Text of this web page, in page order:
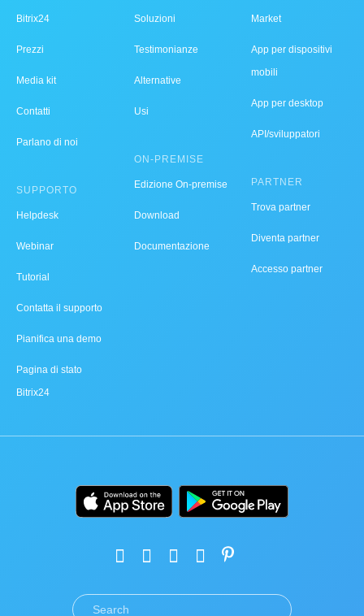
Bitrix24
Prezzi
Media kit
Contatti
Parlano di noi
SUPPORTO
Helpdesk
Webinar
Tutorial
Contatta il supporto
Pianifica una demo
Pagina di stato
Bitrix24
Soluzioni
Testimonianze
Alternative
Usi
ON-PREMISE
Edizione On-premise
Download
Documentazione
Market
App per dispositivi
mobili
App per desktop
API/sviluppatori
PARTNER
Trova partner
Diventa partner
Accesso partner